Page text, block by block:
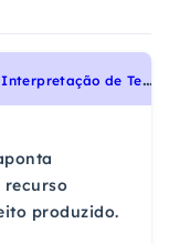
U
FMS 2018 - Português - Interpretação de Textos, Figuras de Linguagem, Noções Gerais de Compreensão e Interpretação de Texto
recurso
produzido.